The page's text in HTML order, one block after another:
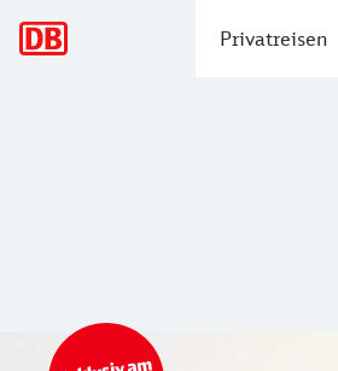
Privatreisen
Bahn Tickets & Services
Top Angebot